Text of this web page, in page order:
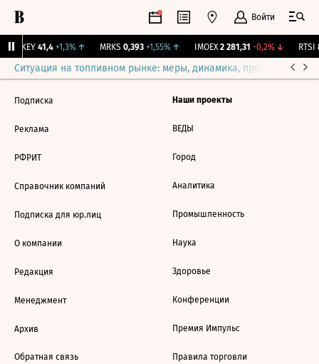
Войти
OKEY 41,4 +1,3%↑ MRKS 0,393 +1,55%↑ IMOEX 2 281,31 -0,2%↓ RTSI
Ситуация на топливном рынке: меры, динамика, прогнозы
Подписка
Реклама
РФРИТ
Справочник компаний
Подписка для юр.лиц
О компании
Редакция
Менеджмент
Архив
Обратная связь
Наши проекты
ВЕДЫ
Город
Аналитика
Промышленность
Наука
Здоровье
Конференции
Премия Импульс
Правила торговли